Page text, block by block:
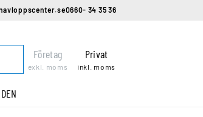
0660- 34 35 36
Företag
exkl. moms
Privat
inkl. moms